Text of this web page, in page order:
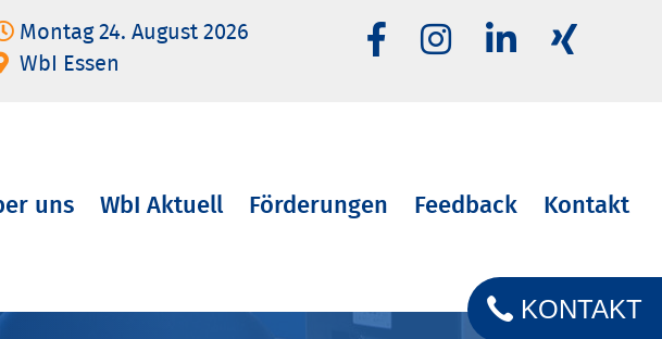
Montag 24. August 2026
WbI Essen
uns WbI Aktuell Förderungen Feedback Kontakt
KONTAKT